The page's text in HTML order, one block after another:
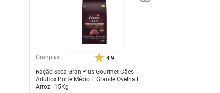
Granplus 4.9
Ração Seca Gran Plus Gourmet Cães
Adultos Porte Médio E Grande Ovelha E
Arroz - 15Kg